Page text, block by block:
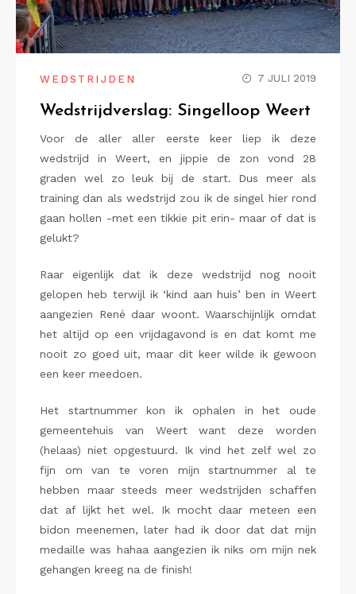
WEDSTRIJDEN 7 JULI 2019
Wedstrijdverslag: Singelloop Weert
Voor de aller aller eerste keer liep ik deze
wedstrijd in Weert, en jippie de zon vond 28
graden wel zo leuk bij de start. Dus meer als
training dan als wedstrijd zou ik de singel hier rond
gaan hollen -met een tikkie pit erin- maar of dat is
gelukt?
Raar eigenlijk dat ik deze wedstrijd nog nooit
gelopen heb terwijl ik ‘kind aan huis’ ben in Weert
aangezien René daar woont. Waarschijnlijk omdat
het altijd op een vrijdagavond is en dat komt me
nooit zo goed uit, maar dit keer wilde ik gewoon
een keer meedoen.
Het startnummer kon ik ophalen in het oude
gemeentehuis van Weert want deze worden
(helaas) niet opgestuurd. Ik vind het zelf wel zo
fijn om van te voren mijn startnummer al te
hebben maar steeds meer wedstrijden schaffen
dat af lijkt het wel. Ik mocht daar meteen een
bidon meenemen, later had ik door dat dat mijn
medaille was hahaa aangezien ik niks om mijn nek
gehangen kreeg na de finish!